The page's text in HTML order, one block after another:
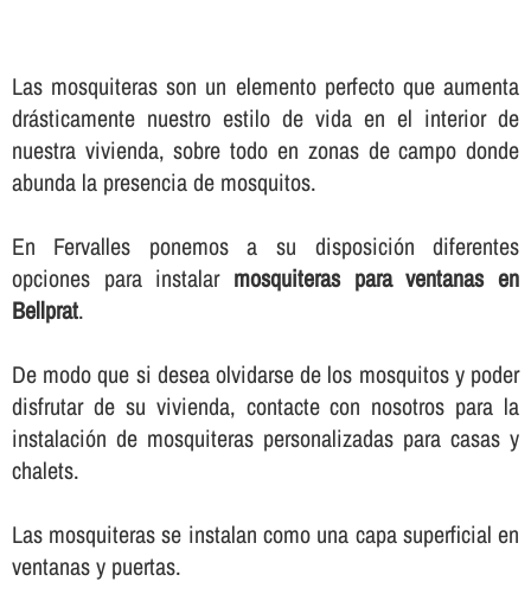
Las mosquiteras son un elemento perfecto que aumenta
drásticamente nuestro estilo de vida en el interior de
nuestra vivienda, sobre todo en zonas de campo donde
abunda la presencia de mosquitos.
En Fervalles ponemos a su disposición diferentes
opciones para instalar mosquiteras para ventanas en
Bellprat.
De modo que si desea olvidarse de los mosquitos y poder
disfrutar de su vivienda, contacte con nosotros para la
instalación de mosquiteras personalizadas para casas y
chalets.
Las mosquiteras se instalan como una capa superficial en
ventanas y puertas.